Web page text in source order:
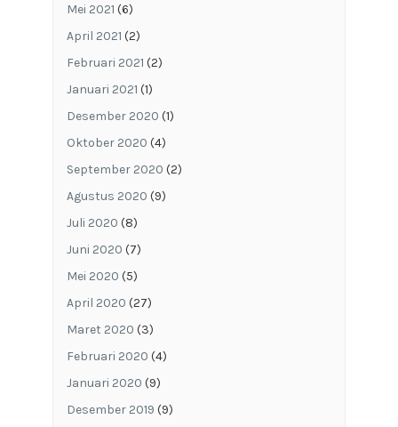
Mei 2021 (6)
April 2021 (2)
Februari 2021 (2)
Januari 2021 (1)
Desember 2020 (1)
Oktober 2020 (4)
September 2020 (2)
Agustus 2020 (9)
Juli 2020 (8)
Juni 2020 (7)
Mei 2020 (5)
April 2020 (27)
Maret 2020 (3)
Februari 2020 (4)
Januari 2020 (9)
Desember 2019 (9)